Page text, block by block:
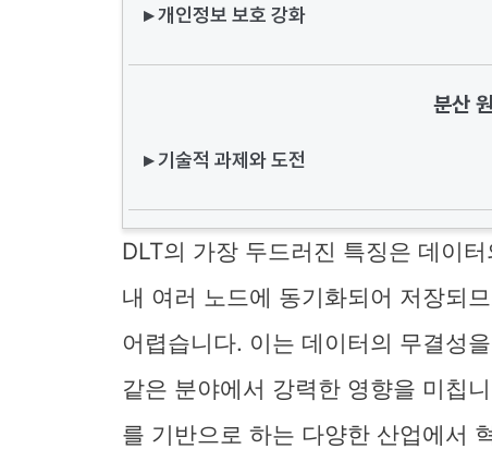
▸ 개인정보 보호 강화
분산
▸ 기술적 과제와 도전
DLT의 가장 두드러진 특징은 데이
내 여러 노드에 동기화되어 저장되
어렵습니다. 이는 데이터의 무결성
같은 분야에서 강력한 영향을 미칩
를 기반으로 하는 다양한 산업에서